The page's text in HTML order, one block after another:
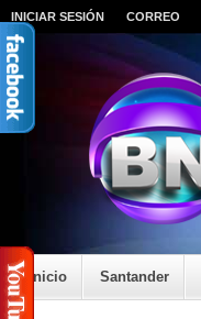
INICIAR SESIÓN CORREO
Inicio Santander